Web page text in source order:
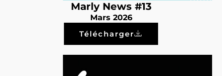
Marly News #13
Mars 2026
Télécharger